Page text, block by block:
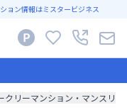
ョン情報はミスタービジネス
クリーマンション・マンスリ